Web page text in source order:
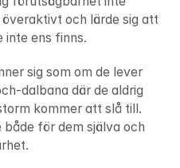
och lärde sig att
inte ens finns.
sig som om de lever
dalbana där de aldrig
kommer att slå till.
för dem själva och